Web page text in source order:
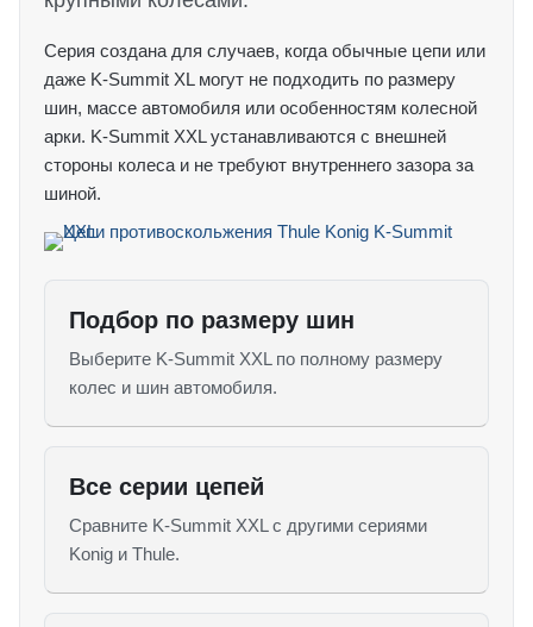
Серия создана для случаев, когда обычные цепи или
даже K-Summit XL могут не подходить по размеру
шин, массе автомобиля или особенностям колесной
арки. K-Summit XXL устанавливаются с внешней
стороны колеса и не требуют внутреннего зазора за
шиной.
Подбор по размеру шин
Выберите K-Summit XXL по полному размеру
колес и шин автомобиля.
Все серии цепей
Сравните K-Summit XXL с другими сериями
Konig и Thule.